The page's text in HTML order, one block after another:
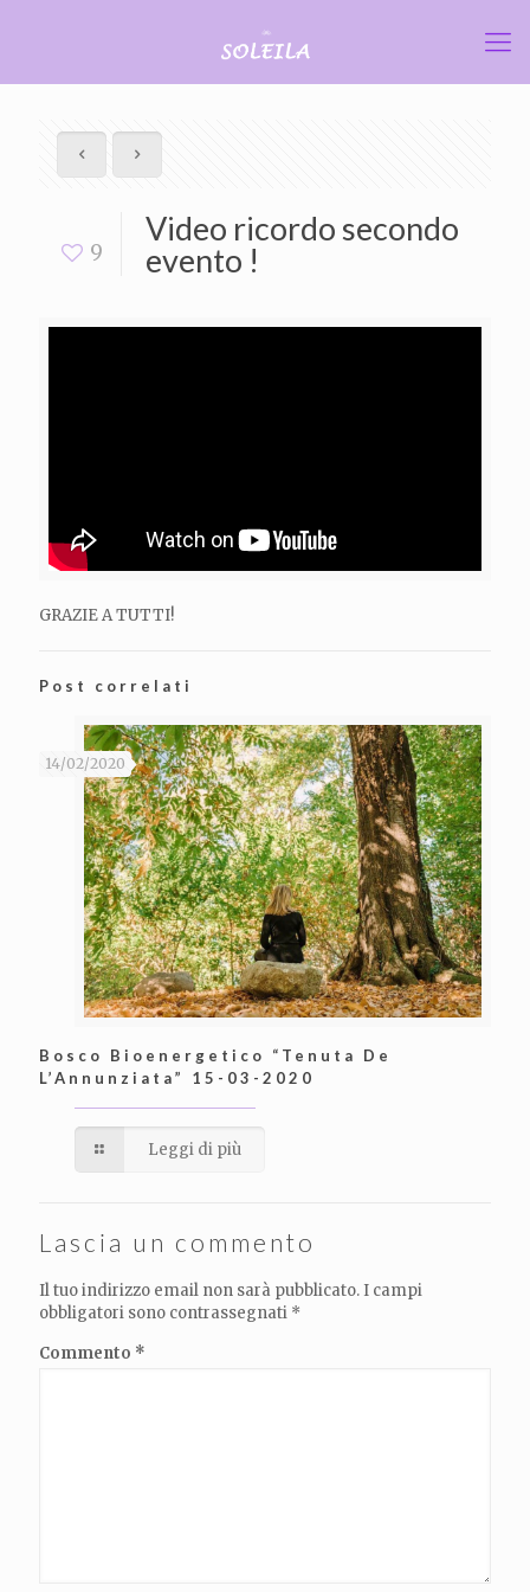
9
Video ricordo secondo
evento !
GRAZIE A TUTTI!
Post correlati
14/02/2020
Bosco Bioenergetico “Tenuta De
L’Annunziata” 15-03-2020
Leggi di più
Lascia un commento
Il tuo indirizzo email non sarà pubblicato. I campi
obbligatori sono contrassegnati *
Commento *